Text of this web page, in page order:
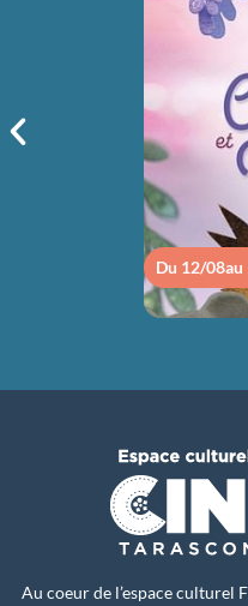
Du 12/08au
Au coeur de l’espace culturel